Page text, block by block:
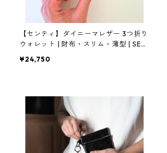
【センティ】ダイニーマレザー 3つ折り
ウォレット | 財布・スリム・薄型 | SEN
¥24,750